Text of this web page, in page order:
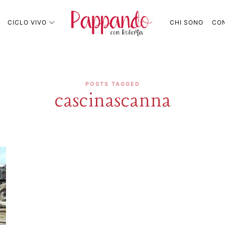
CICLO VIVO Pappando.it CHI SONO
POSTS TAGGED
cascinascanna